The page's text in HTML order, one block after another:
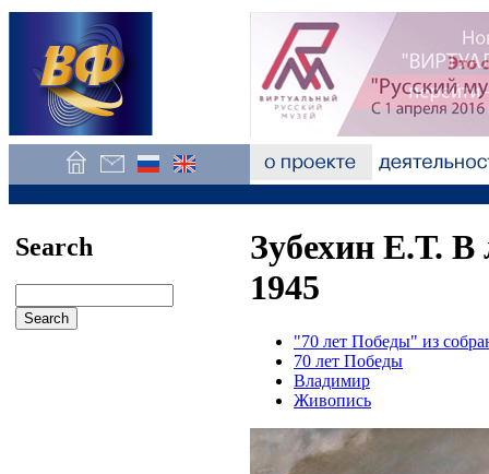
Search
Зубехин Е.Т. В
1945
"70 лет Победы" из
70 лет Победы
Владимир
Живопись